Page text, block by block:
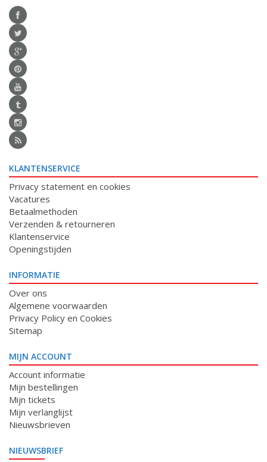
KLANTENSERVICE
Privacy statement en cookies
Vacatures
Betaalmethoden
Verzenden & retourneren
Klantenservice
Openingstijden
INFORMATIE
Over ons
Algemene voorwaarden
Privacy Policy en Cookies
Sitemap
MIJN ACCOUNT
Account informatie
Mijn bestellingen
Mijn tickets
Mijn verlanglijst
Nieuwsbrieven
NIEUWSBRIEF